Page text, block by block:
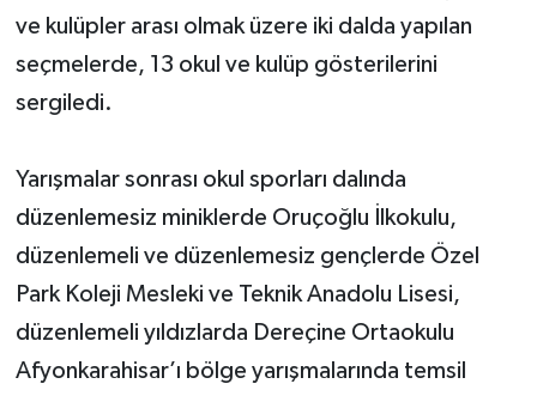
ve kulüpler arası olmak üzere iki dalda yapılan
seçmelerde, 13 okul ve kulüp gösterilerini
sergiledi.
Yarışmalar sonrası okul sporları dalında
düzenlemesiz miniklerde Oruçoğlu İlkokulu,
düzenlemeli ve düzenlemesiz gençlerde Özel
Park Koleji Mesleki ve Teknik Anadolu Lisesi,
düzenlemeli yıldızlarda Dereçine Ortaokulu
Afyonkarahisar’ı bölge yarışmalarında temsil